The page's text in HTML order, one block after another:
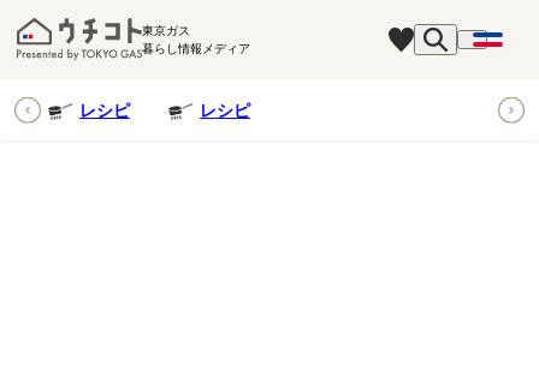
東京ガス
暮らし情報メディア
レシピ レシピ